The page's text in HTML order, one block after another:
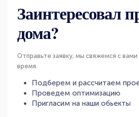
Заинтересовал
дома?
Отправьте заявку, мы свяжемся с
время.
Подберем и рассчитаем
Проведем оптимизацию
Пригласим на наши обьекты